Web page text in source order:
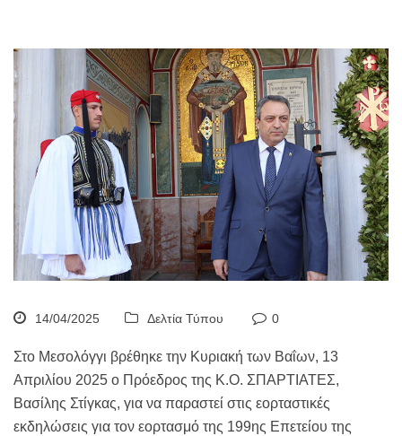
14/04/2025 Δελτία Τύπου 0
Στο Μεσολόγγι βρέθηκε την Κυριακή των Βαΐων, 13
Απριλίου 2025 ο Πρόεδρος της Κ.Ο. ΣΠΑΡΤΙΑΤΕΣ,
Βασίλης Στίγκας, για να παραστεί στις εορταστικές
εκδηλώσεις για τον εορτασμό της 199ης Επετείου της